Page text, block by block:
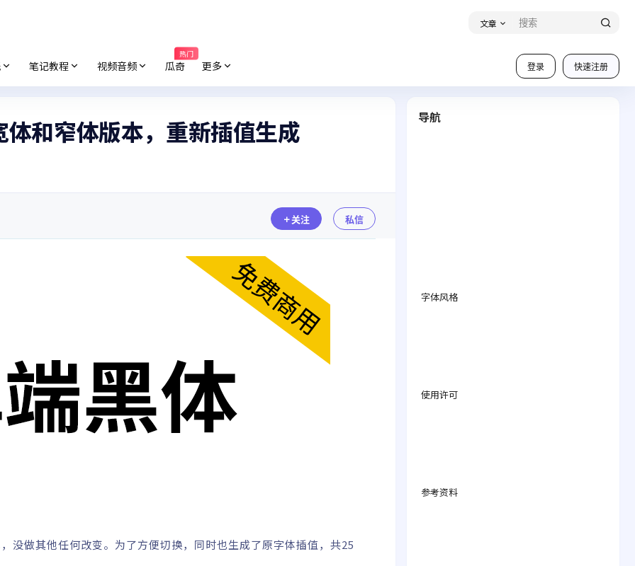
文章
登录 快速注册
笔记教程 视频音频 瓜奇
热门
更多
和窄体版本，重新插值生成
关注 私信
没做其他任何改变。为了方便切换，同时也生成了原字体插值，共25
导航
字体风格
使用许可
参考资料